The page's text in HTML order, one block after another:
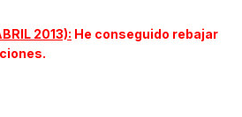
2013): He conseguido rebajar